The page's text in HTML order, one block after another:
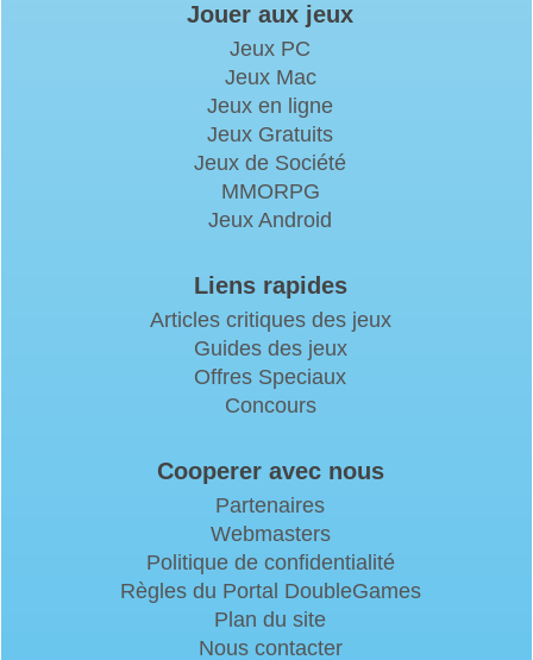
Jouer aux jeux
Jeux PC
Jeux Mac
Jeux en ligne
Jeux Gratuits
Jeux de Société
MMORPG
Jeux Android
Liens rapides
Articles critiques des jeux
Guides des jeux
Offres Speciaux
Concours
Cooperer avec nous
Partenaires
Webmasters
Politique de confidentialité
Règles du Portal DoubleGames
Plan du site
Nous contacter